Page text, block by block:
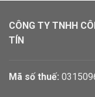
CÔNG TY TNHH
TÍN
Mã số thuế: